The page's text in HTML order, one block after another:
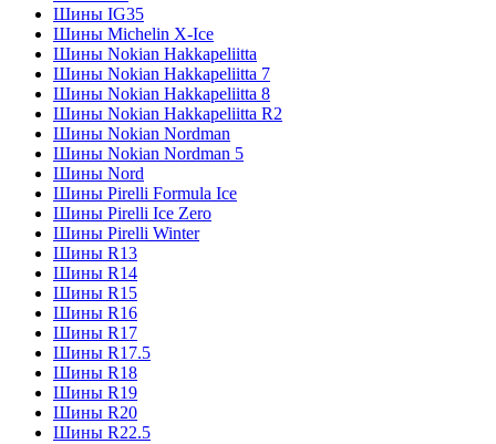
Шины IG35
Шины Michelin X-Ice
Шины Nokian Hakkapeliitta
Шины Nokian Hakkapeliitta 7
Шины Nokian Hakkapeliitta 8
Шины Nokian Hakkapeliitta R2
Шины Nokian Nordman
Шины Nokian Nordman 5
Шины Nord
Шины Pirelli Formula Ice
Шины Pirelli Ice Zero
Шины Pirelli Winter
Шины R13
Шины R14
Шины R15
Шины R16
Шины R17
Шины R17.5
Шины R18
Шины R19
Шины R20
Шины R22.5